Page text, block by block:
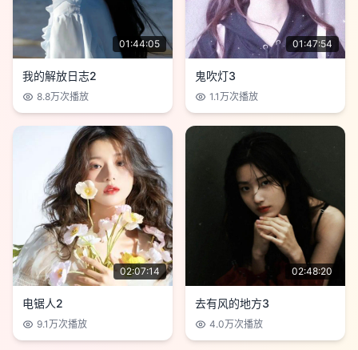
01:44:05
我的解放日志2
8.8万次播放
01:47:54
鬼吹灯3
1.1万次播放
02:07:14
电锯人2
9.1万次播放
02:48:20
去有风的地方3
4.0万次播放